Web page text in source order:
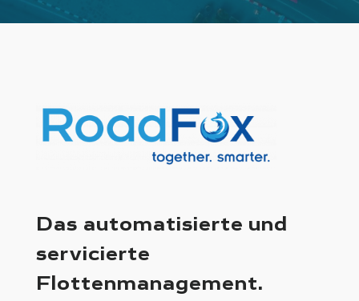
Das automatisierte und
servicierte
Flottenmanagement.